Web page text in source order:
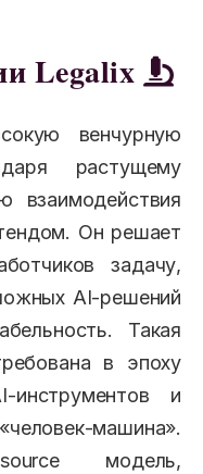
Legalix
венчурную
растущему
взаимодействия
Он решает
задачу,
AI-решений
Такая
в эпоху
инструментов и
машина».
модель,